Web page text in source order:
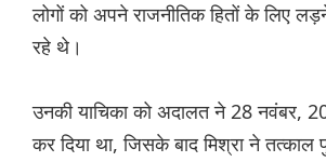
लोगों को अपने राजनीतिक हितों के लिए
रहे थे।
उनकी याचिका को अदालत ने 28 नवंबर,
कर दिया था, जिसके बाद मिश्रा ने तत्काल